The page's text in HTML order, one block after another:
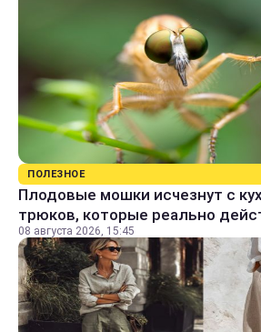
ПОЛЕЗНОЕ
Плодовые мошки исчезнут с
трюков, которые реально
08 августа 2026, 15:45